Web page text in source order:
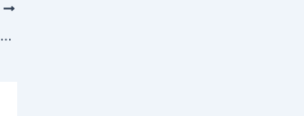
Próximo Ateneo IADEF. 10 de Octubre